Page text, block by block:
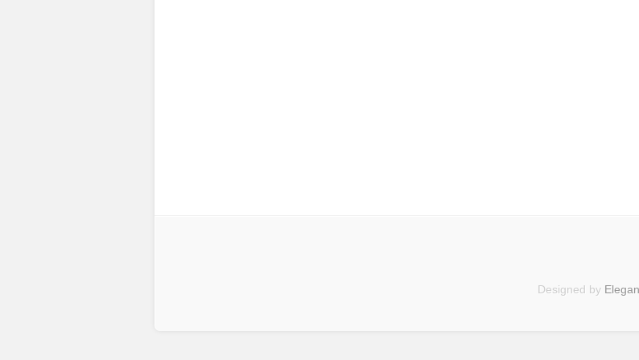
Designed by